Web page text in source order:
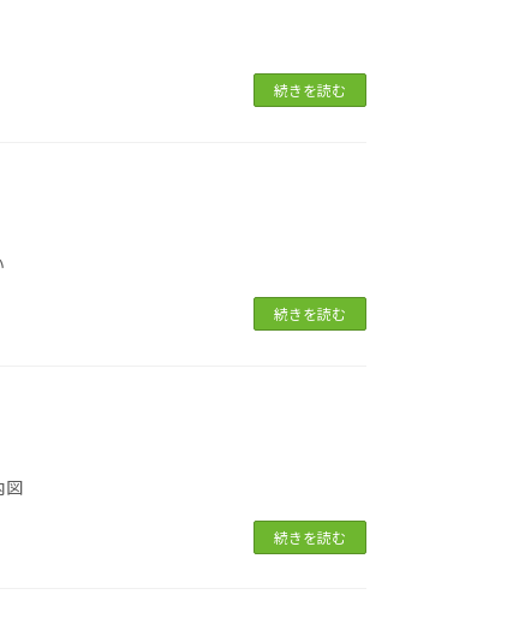
続きを読む
続きを読む
図
続きを読む